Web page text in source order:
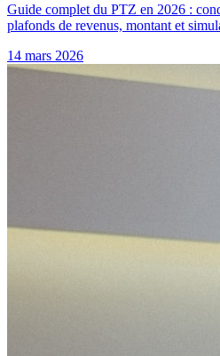
Guide complet du PTZ en 2026 :
plafonds de revenus, montant et
14 mars 2026